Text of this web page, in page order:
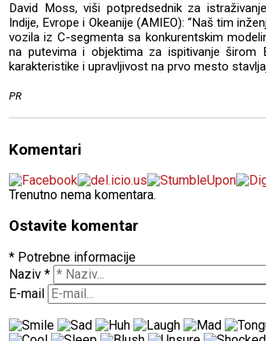
David Moss, viši potpredsednik za
Indije, Evrope i Okeanije (AMIEO): “Naš tim
vozila iz C-segmenta sa konkurentskim
na putevima i objektima za ispitivanje širom
karakteristike i upravljivost na prvo mesto
PR
Komentari
Trenutno nema komentara.
Ostavite komentar
* Potrebne informacije
Naziv *
E-mail